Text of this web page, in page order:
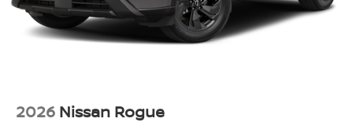
2026 Nissan Rogue